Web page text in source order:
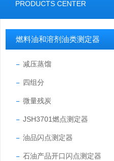
PRODUCTS CENTER
燃料油和溶剂油类测定器
减压蒸馏
四组分
微量残炭
JSH3701燃点测定器
油品闪点测定器
石油产品开口闪点测定器